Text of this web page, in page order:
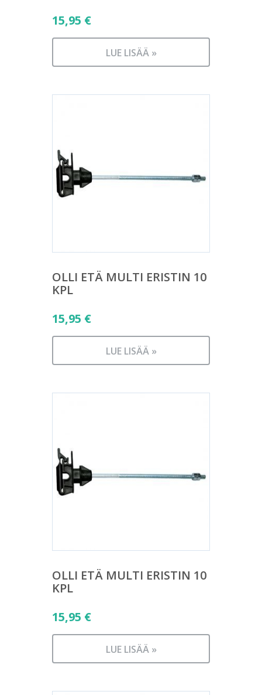
15,95 €
LUE LISÄÄ »
OLLI ETÄ MULTI ERISTIN 10
KPL
15,95 €
LUE LISÄÄ »
OLLI ETÄ MULTI ERISTIN 10
KPL
15,95 €
LUE LISÄÄ »